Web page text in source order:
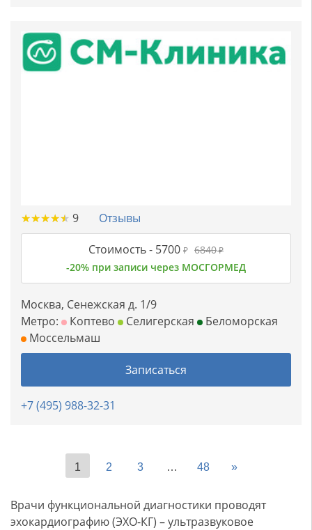
★★★★★
★★★★★ 9 Отзывы
Стоимость - 5700 ₽ 6840₽
-20% при записи через МОСГОРМЕД
Москва, Сенежская д. 1/9
Метро:
Коптево Селигерская
Беломорская
Моссельмаш
Записаться
+7 (495) 988-32-31
1 2 3 … 48 »
Врачи функциональной диагностики проводят
эхокардиографию (ЭХО-КГ) – ультразвуковое